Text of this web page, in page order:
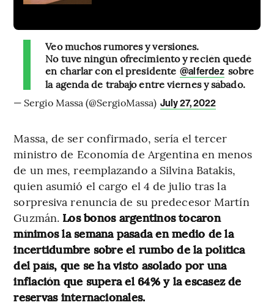
Veo muchos rumores y versiones.
No tuve ningún ofrecimiento y recién quedé
en charlar con el presidente @alferdez sobre
la agenda de trabajo entre viernes y sábado.
— Sergio Massa (@SergioMassa) July 27, 2022
Massa, de ser confirmado, sería el tercer
ministro de Economía de Argentina en menos
de un mes, reemplazando a Silvina Batakis,
quien asumió el cargo el 4 de julio tras la
sorpresiva renuncia de su predecesor Martín
Guzmán. Los bonos argentinos tocaron
mínimos la semana pasada en medio de la
incertidumbre sobre el rumbo de la política
del país, que se ha visto asolado por una
inflación que supera el 64% y la escasez de
reservas internacionales.